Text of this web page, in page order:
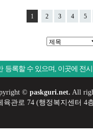
1 2 3 4 5
등록할 수 있으며, 이곳에 전
© paskguri.net. All
육관로 74 (행정복지센터